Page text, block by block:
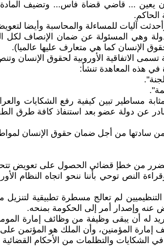
آليات للمساءلة والمحاسبة وأيضا
وهي المسئولة عن ضمان الإنصاف لكل
الإنسان كما هي متعارف عليها عالميا).
الأوروبية لحقوق الإنسان وتنص في المادة 19
في هذه المعاهدة تنشأ:
مساطير تبين كيفية رفع الشكايات
دولة عضو بعد استنفاذ كافة طرق الطعن
سادتها من أجل ضمان حقوق الإنسان
النص توحي بأننا ننحو اتجاه النظام
عنه وإصدار أمر إلى الحكومة بمنحه.
إمارة المؤمنين، وأن الملك هو المؤتمن
والتظلمات من الأحكام القضائية